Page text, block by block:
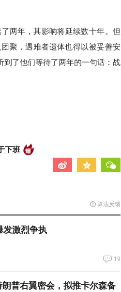
两年，其影响将延续数十年。但
聚，遇难者遗体也得以被妥善安
了他们等待了两年的一句话：战
下班
算法反馈
发激烈争执
19
普右翼密会，拟推卡尔森备